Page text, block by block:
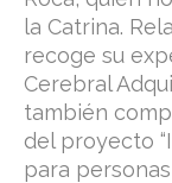
la Catrina.
recoge su
Cerebral
también
del proyecto
para